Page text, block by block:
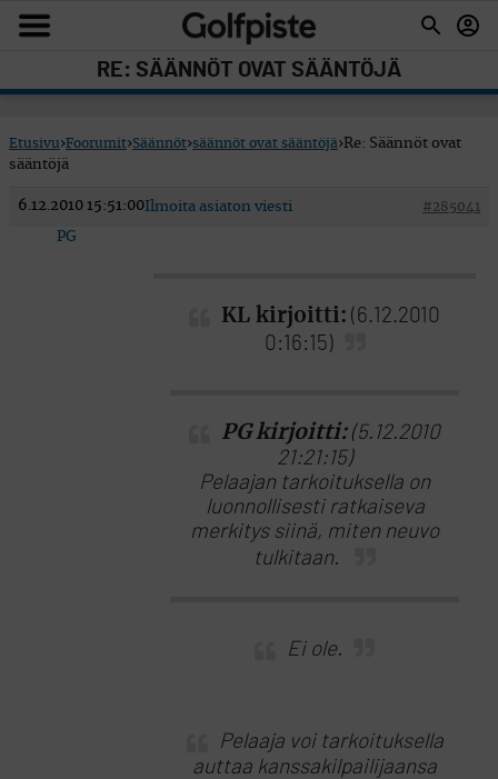
RE: SÄÄNNÖT OVAT SÄÄNTÖJÄ
Etusivu›Foorumit›Säännöt›säännöt ovat sääntöjä›Re: Säännöt ovat
sääntöjä
6.12.2010 15:51:00 #285041
Ilmoita asiaton viesti
PG
KL kirjoitti: (6.12.2010
0:16:15)
PG kirjoitti:(5.12.2010
21:21:15)
Pelaajan tarkoituksella on
luonnollisesti ratkaiseva
merkitys siinä, miten neuvo
tulkitaan.
Ei ole.
Pelaaja voi tarkoituksella
auttaa kanssakilpailijaansa